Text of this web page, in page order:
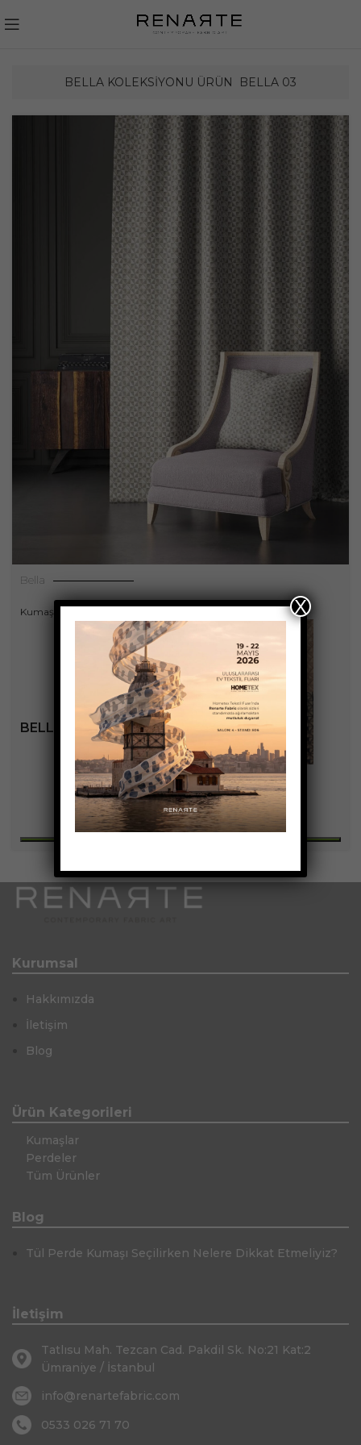
BELLA KOLEKSIYONU ÜRÜN BELLA 03
Bella
Kumaşlar
BELLA KOLEKSIYONU
+2
Kurumsal
Hakkımızda
İletişim
Blog
Ürün Kategorileri
Kumaşlar
Perdeler
Tüm Ürünler
Blog
Tül Perde Kumaşı Seçilirken Nelere Dikkat Etmeliyiz?
İletişim
Tatlısu Mah. Tezcan Cad. Pakdil Sk. No:21 Kat:2
Ümraniye / İstanbul
info@renartefabric.com
0533 026 71 70
X